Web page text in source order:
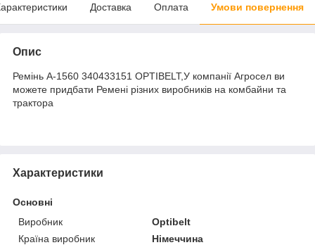
Доставка Оплата Умови повернення
Опис
Ремінь А-1560 340433151 OPTIBELT,У компанії Агросел ви
можете придбати Ремені різних виробників на комбайни та
трактора
Характеристики
Основні
Виробник
Optibelt
Країна виробник
Німеччина